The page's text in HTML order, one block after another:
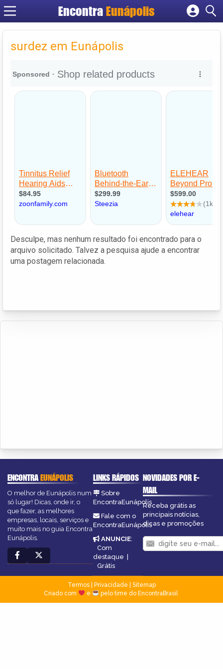
EncontraEunápolis
Cadastrar empresa
Criar conta
surdez em Eunápolis
Desculpe, mas nenhum resultado foi encontrado para o
arquivo solicitado. Talvez a pesquisa ajude a encontrar
uma postagem relacionada.
ENCONTRAEUNÁPOLIS
O melhor de Eunápolis num
só lugar! Dicas, onde ir, o
que fazer, as melhores
empresas, locais, serviços e
muito mais no guia Encontra
Eunápolis.
LINKS RÁPIDOS
Sobre
EncontraEunápolis
Fale com o
EncontraEunápolis
ANUNCIE:
Com
destaque |
Grátis
NOVIDADES POR E-
MAIL
Receba grátis as
principais notícias,
dicas e promoções
Termos| Privacidade
Sitemap
Criado com
e pelo time do EncontraBrasil